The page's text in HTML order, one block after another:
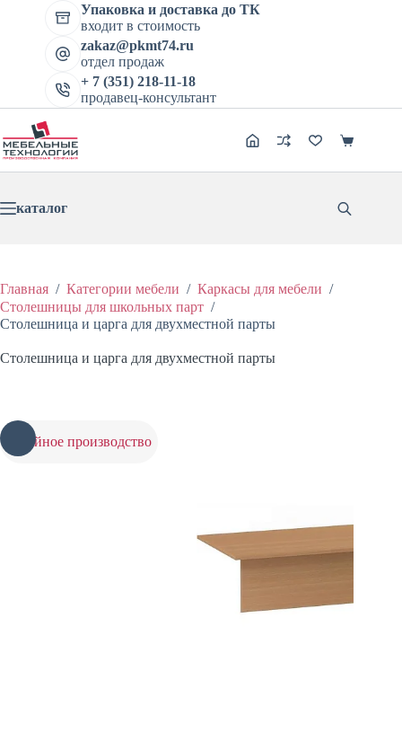
Упаковка и доставка до ТК
входит в стоимость
zakaz@pkmt74.ru
отдел продаж
+ 7 (351) 218-11-18
продавец-консультант
каталог
Главная / Категории мебели / Каркасы для мебели /
Столешницы для школьных парт /
Столешница и царга для двухместной парты
Столешница и царга для двухместной парты
серийное производство